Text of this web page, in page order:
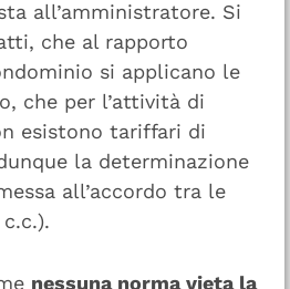
all’amministratore. Si
che al rapporto
si applicano le
che per l’attività di
esistono tariffari di
la determinazione
all’accordo tra le
nessuna norma vieta la